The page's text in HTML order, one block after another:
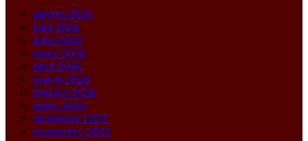
agosto 2026
julio 2026
junio 2026
mayo 2026
abril 2026
marzo 2026
febrero 2026
enero 2026
diciembre 2025
noviembre 2025